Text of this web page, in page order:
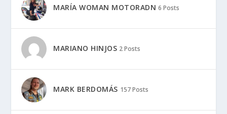
MARÍA WOMAN MOTORADN 6 Posts
MARIANO HINJOS 2 Posts
MARK BERDOMÁS 157 Posts